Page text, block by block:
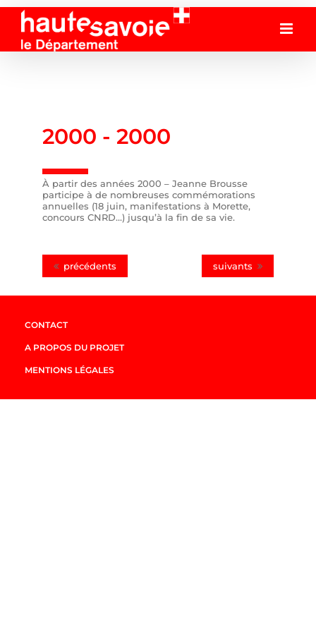
Passer
contenu
2000 - 2000
À partir des années 2000 – Jeanne Brousse
participe à de nombreuses commémorations
annuelles (18 juin, manifestations à Morette,
concours CNRD…) jusqu’à la fin de sa vie.
suivants
précédents
CONTACT
A PROPOS DU PROJET
MENTIONS LÉGALES